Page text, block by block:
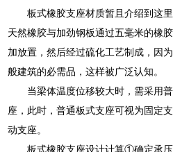
板式橡胶支座材质暂且介绍到这
天然橡胶与加劲钢板通过五毫米的橡
加放置，然后经过硫化工艺制成，因
般建筑的必需品，这样被广泛认知。
当梁体温度位移较大时，需采用
座，此时，普通板式支座可视为固定
动支座。
板式橡胶支座设计计算①确定承